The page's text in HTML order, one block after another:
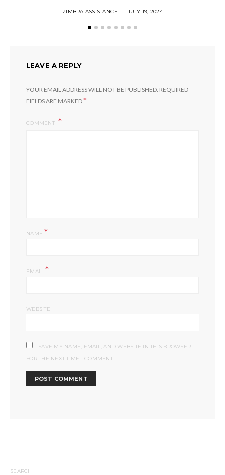
ZIMBRA ASSISTANCE JULY 19, 2024
LEAVE A REPLY
YOUR EMAIL ADDRESS WILL NOT BE PUBLISHED. REQUIRED
FIELDS ARE MARKED*
COMMENT
NAME*
EMAIL *
WEBSITE
SAVE MY NAME, EMAIL, AND WEBSITE IN THIS BROWSER
FOR THE NEXT TIME I COMMENT.
SEARCH